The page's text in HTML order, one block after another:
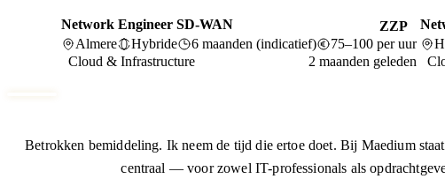
Network Engineer SD-WAN
ZZP
Almere
Hybride 6 maanden (indicatief)
75–100 per uur
Cloud & Infrastructure
2 maanden geleden
Betrokken bemiddeling. Ik neem de tijd die ertoe doet. Bij Maedium
centraal — voor zowel IT-professionals als